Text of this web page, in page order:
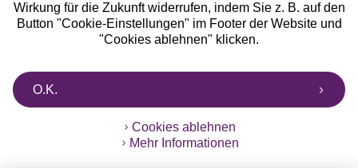
Wirkung für die Zukunft widerrufen, indem Sie z. B. auf den
Button "Cookie-Einstellungen" im Footer der Website und
"Cookies ablehnen" klicken.
O.K.
Cookies ablehnen
Mehr Informationen